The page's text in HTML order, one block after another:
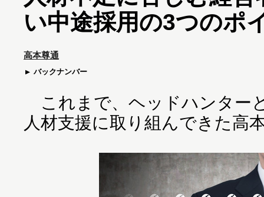
い中途採用の3つのポ
高本尊通
バックナンバー
これまで、ヘッドハンター
人材支援に取り組んできた高